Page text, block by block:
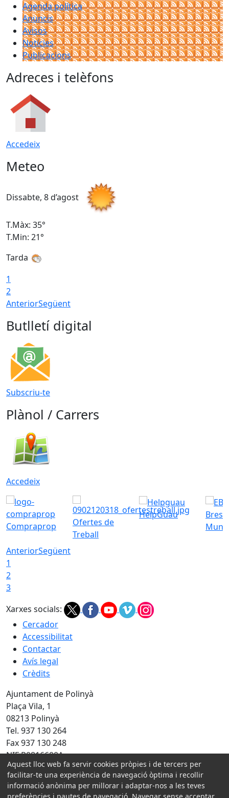
Agenda política
Anuncis
Avisos
Notícies
Publicacions
Adreces i telèfons
Accedeix
Meteo
Dissabte, 8 d’agost
T.Màx: 35°
T.Min: 21°
Tarda
1
2
AnteriorSegüent
Butlletí digital
Subscriu-te
Plànol / Carrers
Accedeix
Compraprop
Ofertes de
Treball
HelpGuau
AnteriorSegüent
1
2
3
Xarxes socials:
Cercador
Accessibilitat
Contactar
Avís legal
Crèdits
Ajuntament de Polinyà
Plaça Vila, 1
08213 Polinyà
Tel. 937 130 264
Fax 937 130 248
NIF P0816600A
Amb la col·laboració de:
Aquest lloc web fa servir cookies pròpies i de tercers per
facilitar-te una experiència de navegació òptima i recollir
informació anònima per millorar i adaptar-nos a les teves